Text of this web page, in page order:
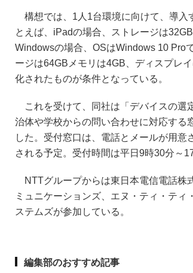
構想では、1人1台環境に向けて、導入
とえば、iPadの場合、ストレージは
Windowsの場合、OSはWindows 10 Pro
ージは64GBメモリは4GB、ディスプレ
化されたものが条件となっている。
これを受けて、同社は「デバイスの選
治体や学校からの問い合わせに対応する
した。受付窓口は、電話とメールが用
される予定。受付時間は平日9時30分～17
NTTグループからは東日本電信電話株
ミュニケーションズ、エヌ・ティ・テ
ステムズが参加している。
編集部のおすすめ記事